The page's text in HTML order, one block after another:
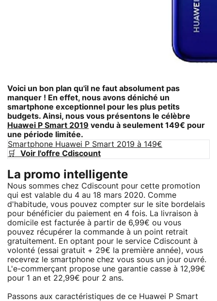
Voici un bon plan qu'il ne faut absolument pas
manquer ! En effet, nous avons déniché un
smartphone exceptionnel pour les plus petits
budgets. Ainsi, nous vous présentons le célèbre
Huawei P Smart 2019 vendu à seulement 149€ pour
une période limitée.
Smartphone Huawei P Smart 2019 à 149€
🛒 Voir l'offre Cdiscount
La promo intelligente
Nous sommes chez Cdiscount pour cette promotion
qui est valable du 4 au 18 mars 2020. Comme
d'habitude, vous pouvez compter sur le site bordelais
pour bénéficier du paiement en 4 fois. La livraison à
domicile est facturée à partir de 6,99€ ou vous
pouvez récupérer la commande à un point retrait
gratuitement. En optant pour le service Cdiscount à
volonté (essai gratuit + 29€ la première année), vous
recevrez le smartphone chez vous sous un jour ouvré.
L'e-commerçant propose une garantie casse à 12,99€
pour 1 an et 22,99€ pour 2 ans.
Passons aux caractéristiques de ce Huawei P Smart